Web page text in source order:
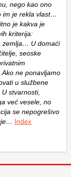
nego kao ono
im je rekla vlast…
je kakva je
kriterija:
zemlja… U domaći
seoske
ne ponavljamo
u službene
stvarnosti,
već vesele, no
se nepogrešivo
Index